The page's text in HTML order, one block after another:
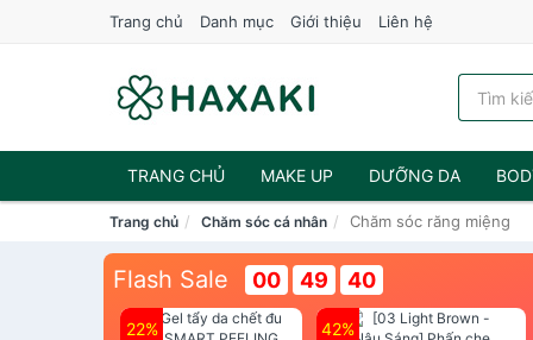
Trang chủ Danh mục Giới thiệu Liên hệ
TRANG CHỦ MAKE UP DƯỠNG DA
NƯỚC HOA
Trang chủ Chăm sóc cá nhân Chăm sóc răng miệng
Flash Sale 00 49 39
22% 42%